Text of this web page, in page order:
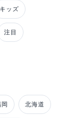
キッズ
注目
北海道